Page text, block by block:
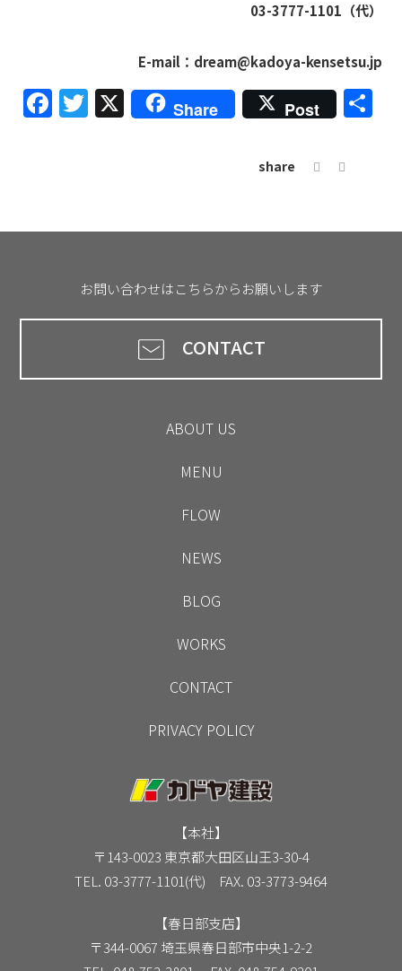
03-3777-1101 （代）
E-mail：dream@kadoya-kensetsu.jp
Facebook
Twitter
X Share Post
share
お問い合わせはこちらからお願いします
CONTACT
ABOUT US
MENU
FLOW
NEWS
BLOG
WORKS
CONTACT
PRIVACY POLICY
【本社】
〒143-0023 東京都大田区山王3-30-4
TEL. 03-3777-1101(代) FAX. 03-3773-9464
【春日部支店】
〒344-0067 埼玉県春日部市中央1-2-2